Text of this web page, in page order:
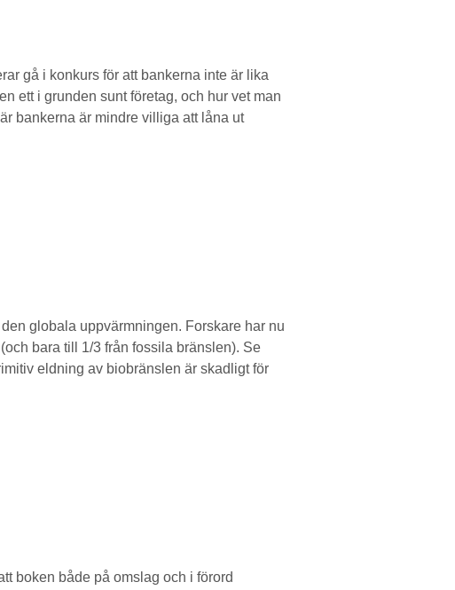
gå i konkurs för att bankerna inte är lika
ett i grunden sunt företag, och hur vet man
bankerna är mindre villiga att låna ut
globala uppvärmningen. Forskare har nu
bara till 1/3 från fossila bränslen). Se
eldning av biobränslen är skadligt för
boken både på omslag och i förord